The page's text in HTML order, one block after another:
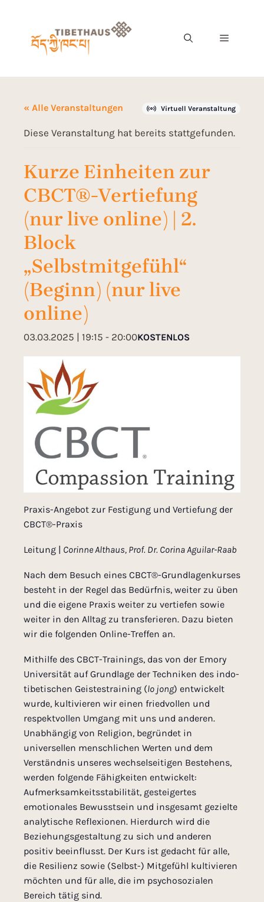
« Alle Veranstaltungen Virtuell Veranstaltung
Diese Veranstaltung hat bereits stattgefunden.
Kurze Einheiten zur
CBCT®-Vertiefung
(nur live online) | 2.
Block
„Selbstmitgefühl“
(Beginn) (nur live
online)
03.03.2025 | 19:15 - 20:00KOSTENLOS
Praxis-Angebot zur Festigung und Vertiefung der
CBCT®-Praxis
Leitung | Corinne Althaus, Prof. Dr. Corina Aguilar-Raab
Nach dem Besuch eines CBCT®-Grundlagenkurses
besteht in der Regel das Bedürfnis, weiter zu üben
und die eigene Praxis weiter zu vertiefen sowie
weiter in den Alltag zu transferieren. Dazu bieten
wir die folgenden Online-Treffen an.
Mithilfe des CBCT-Trainings, das von der Emory
Universität auf Grundlage der Techniken des indo-
tibetischen Geistestraining (lo jong) entwickelt
wurde, kultivieren wir einen friedvollen und
respektvollen Umgang mit uns und anderen.
Unabhängig von Religion, begründet in
universellen menschlichen Werten und dem
Verständnis unseres wechselseitigen Bestehens,
werden folgende Fähigkeiten entwickelt:
Aufmerksamkeitsstabilität, gesteigertes
emotionales Bewusstsein und insgesamt gezielte
analytische Reflexionen. Hierdurch wird die
Beziehungsgestaltung zu sich und anderen
positiv beeinflusst. Der Kurs ist gedacht für alle,
die Resilienz sowie (Selbst-) Mitgefühl kultivieren
möchten und für alle, die im psychosozialen
Bereich tätig sind.